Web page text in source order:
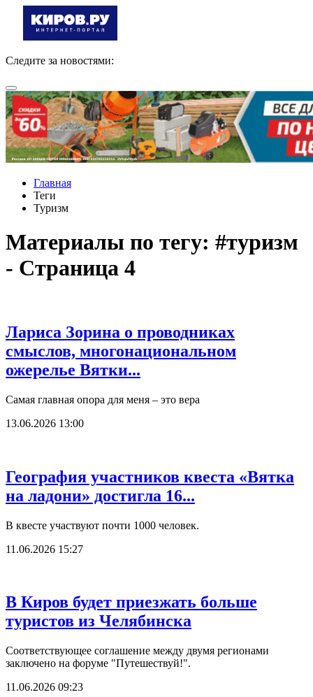
Следите за новостями:
Главная
Теги
Туризм
Материалы по тегу: #туризм
- Страница 4
Лариса Зорина о проводниках
смыслов, многонациональном
ожерелье Вятки...
Самая главная опора для меня – это вера
13.06.2026 13:00
География участников квеста «Вятка
на ладони» достигла 16...
В квесте участвуют почти 1000 человек.
11.06.2026 15:27
В Киров будет приезжать больше
туристов из Челябинска
Соответствующее соглашение между двумя регионами
заключено на форуме "Путешествуй!".
11.06.2026 09:23